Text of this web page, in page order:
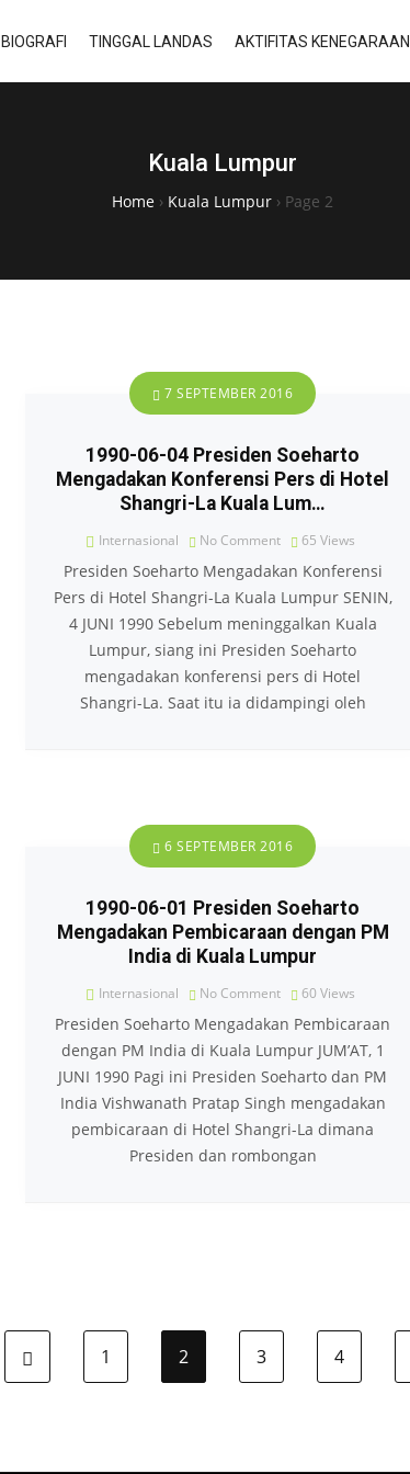
BIOGRAFI TINGGAL LANDAS AKTIFITAS KENEGARAAN
Kuala Lumpur
Home › Kuala Lumpur › Page 2
7 SEPTEMBER 2016
1990-06-04 Presiden Soeharto
Mengadakan Konferensi Pers di Hotel
Shangri-La Kuala Lum…
Internasional No Comment 65 Views
Presiden Soeharto Mengadakan Konferensi
Pers di Hotel Shangri-La Kuala Lumpur SENIN,
4 JUNI 1990 Sebelum meninggalkan Kuala
Lumpur, siang ini Presiden Soeharto
mengadakan konferensi pers di Hotel
Shangri-La. Saat itu ia didampingi oleh
6 SEPTEMBER 2016
1990-06-01 Presiden Soeharto
Mengadakan Pembicaraan dengan PM
India di Kuala Lumpur
Internasional No Comment 60 Views
Presiden Soeharto Mengadakan Pembicaraan
dengan PM India di Kuala Lumpur JUM’AT, 1
JUNI 1990 Pagi ini Presiden Soeharto dan PM
India Vishwanath Pratap Singh mengadakan
pembicaraan di Hotel Shangri-La dimana
Presiden dan rombongan
Previous page
1 2 3 4